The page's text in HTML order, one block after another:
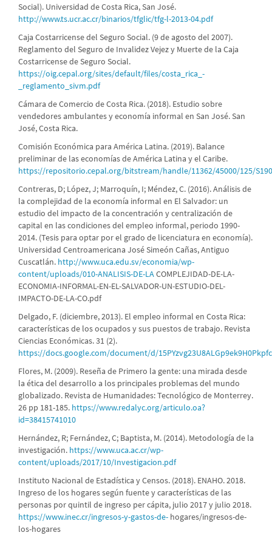
Social). Universidad de Costa Rica, San José.
http://www.ts.ucr.ac.cr/binarios/tfglic/tfg-l-2013-04.pdf
Caja Costarricense del Seguro Social. (9 de agosto del 2007).
Reglamento del Seguro de Invalidez Vejez y Muerte de la Caja
Costarricense de Seguro Social.
https://oig.cepal.org/sites/default/files/costa_rica_-
_reglamento_sivm.pdf
Cámara de Comercio de Costa Rica. (2018). Estudio sobre
vendedores ambulantes y economía informal en San José. San
José, Costa Rica.
Comisión Económica para América Latina. (2019). Balance
preliminar de las economías de América Latina y el Caribe.
https://repositorio.cepal.org/bitstream/handle/11362/45000/125/
Contreras, D; López, J; Marroquín, I; Méndez, C. (2016). Análisis de
la complejidad de la economía informal en El Salvador: un
estudio del impacto de la concentración y centralización de
capital en las condiciones del empleo informal, periodo 1990-
2014. (Tesis para optar por el grado de licenciatura en economía).
Universidad Centroamericana José Simeón Cañas, Antiguo
Cuscatlán. http://www.uca.edu.sv/economia/wp-
content/uploads/010-ANALISIS-DE-LACOMPLEJIDAD-DE-LA-
ECONOMIA-INFORMAL-EN-EL-SALVADOR-UN-ESTUDIO-DEL-
IMPACTO-DE-LA-CO.pdf
Delgado, F. (diciembre, 2013). El empleo informal en Costa Rica:
características de los ocupados y sus puestos de trabajo. Revista
Ciencias Económicas. 31 (2).
https://docs.google.com/document/d/
Flores, M. (2009). Reseña de Primero la gente: una mirada desde
la ética del desarrollo a los principales problemas del mundo
globalizado. Revista de Humanidades: Tecnológico de Monterrey.
26 pp 181-185. https://www.redalyc.org/articulo.oa?
id=38415741010
Hernández, R; Fernández, C; Baptista, M. (2014). Metodología de la
investigación. https://www.uca.ac.cr/wp-
content/uploads/2017/10/Investigacion.pdf
Instituto Nacional de Estadística y Censos. (2018). ENAHO. 2018.
Ingreso de los hogares según fuente y características de las
personas por quintil de ingreso per cápita, julio 2017 y julio 2018.
https://www.inec.cr/ingresos-y-gastos-de- hogares/ingresos-de-
los-hogares